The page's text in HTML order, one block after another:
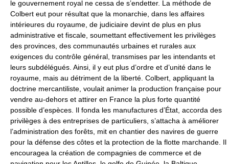
le gouvernement royal ne cessa de s’endetter. La méthode de
Colbert eut pour résultat que la monarchie, dans les affaires
intérieures du royaume, de judiciaire devint de plus en plus
administrative et fiscale, soumettant effectivement les privilèges
des provinces, des communautés urbaines et rurales aux
exigences du contrôle général, transmises par les intendants et
leurs subdélégués. Ainsi, il y eut plus d’ordre et d’unité dans le
royaume, mais au détriment de la liberté. Colbert, appliquant la
doctrine mercantiliste, voulait animer la production française pour
vendre au-dehors et attirer en France la plus forte quantité
possible d’espèces. Il fonda les manufactures d’État, accorda des
privilèges à des entreprises de particuliers, s’attacha à améliorer
l’administration des forêts, mit en chantier des navires de guerre
pour la défense des côtes et la protection de la flotte marchande. Il
encouragea la création de compagnies de commerce et de